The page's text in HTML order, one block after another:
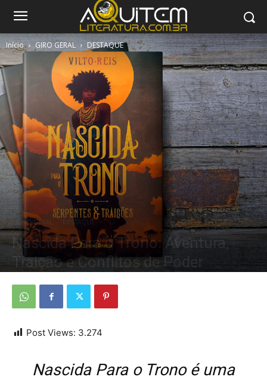
Início GIRO GERAL DESTAQUE
GIRO GERAL DESTAQUE
Nascida Para o Trono: Aventura,
Traição e Conflitos de Poder
Post Views: 3.274
Nascida Para o Trono é uma